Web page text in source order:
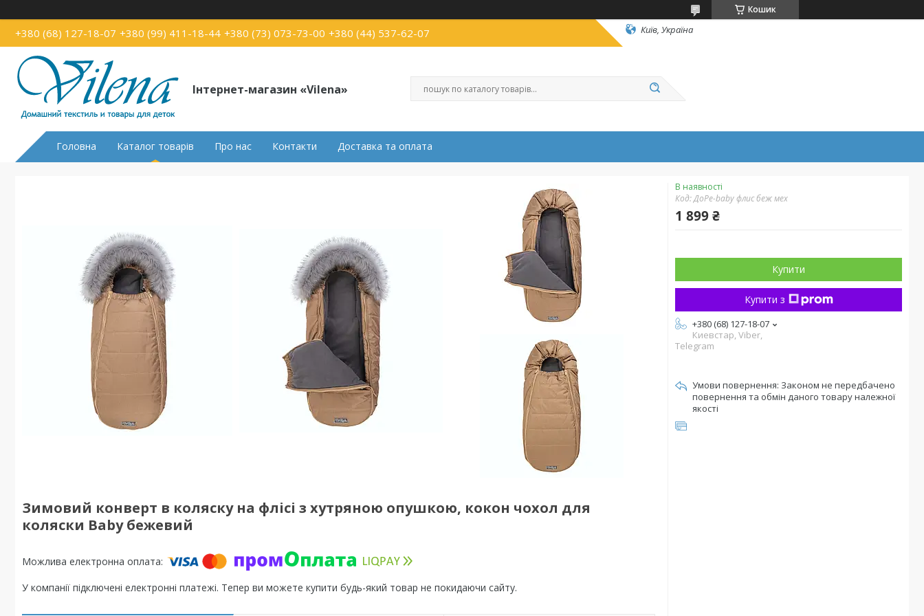
Кошик
+380 (68) 127-18-07 +380 (99) 411-18-44 +380 (73) 073-73-00 +380 (44) 537-62-07 Київ, Україна
Інтернет-магазин «Vilena»
Головна Каталог товарів Про нас Контакти Доставка та оплата
Зимовий конверт в коляску на флісі з хутряною опушкою, кокон чохол для
коляски Baby бежевий
У компанії підключені електронні платежі. Тепер ви можете купити будь-який товар не покидаючи сайту.
В наявності
Код:ДоРе-baby флис беж мех
1 899 ₴
Купити
Купити з
+380 (68) 127-18-07
Киевстар, Viber,
Telegram
Законом не передбачено
повернення та обмін даного товару належної
якості